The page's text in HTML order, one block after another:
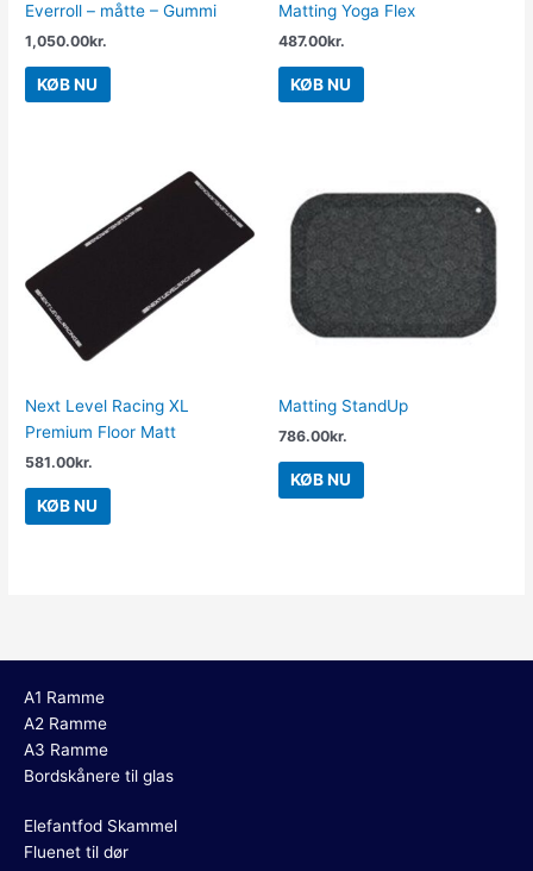
Everroll – måtte – Gummi
1,050.00kr.
KØB NU
Matting Yoga Flex
487.00kr.
KØB NU
Next Level Racing XL
Premium Floor Matt
581.00kr.
KØB NU
Matting StandUp
786.00kr.
KØB NU
A1 Ramme
A2 Ramme
A3 Ramme
Bordskånere til glas
Elefantfod Skammel
Fluenet til dør